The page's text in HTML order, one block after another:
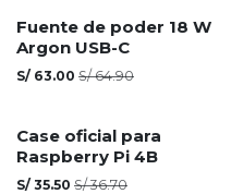
Fuente de poder 18 W
Argon USB-C
S/ 63.00 S/64.90
Case oficial para
Raspberry Pi 4B
S/ 35.50 S/36.70